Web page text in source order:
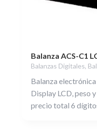
Balanza ACS-C1
Balanzas Digitales,
Balanza
Display LCD, peso
precio total 6